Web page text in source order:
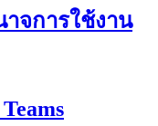
จการใช้งาน